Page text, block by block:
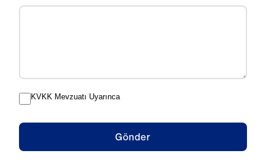
KVKK Mevzuatı Uyarınca
Gönder